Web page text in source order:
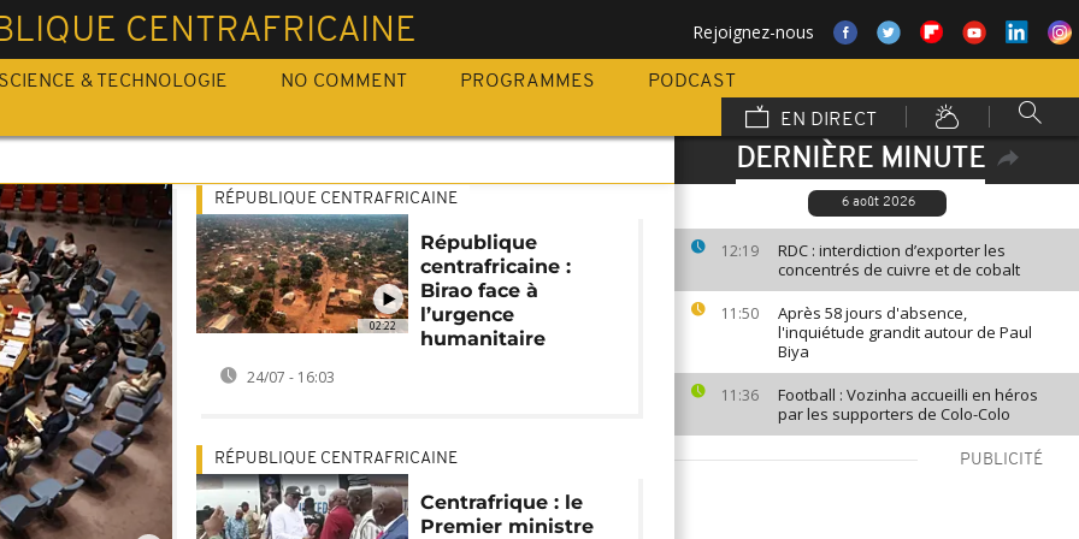
CENTRAFRICAINE Rejoignez-nous
SCIENCE & TECHNOLOGIE NO COMMENT PROGRAMMES
PODCAST
EN DIRECT
DERNIÈRE MINUTE
6 août 2026
12:19
RDC : interdiction d’exporter les
concentrés de cuivre et de cobalt
11:50
Après 58 jours d'absence,
l'inquiétude grandit autour de Paul
Biya
11:36
Football : Vozinha accueilli en héros
par les supporters de Colo-Colo
PUBLICITÉ
02:22
RÉPUBLIQUE CENTRAFRICAINE
République
centrafricaine :
Birao face à
l’urgence
humanitaire
24/07 - 16:03
RÉPUBLIQUE CENTRAFRICAINE
Centrafrique : le
Premier ministre